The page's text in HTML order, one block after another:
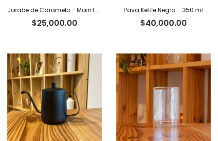
Jarabe de Caramelo – Main Fusion
$25,000.00
Pava Kettle Negra – 350 ml
$40,000.00